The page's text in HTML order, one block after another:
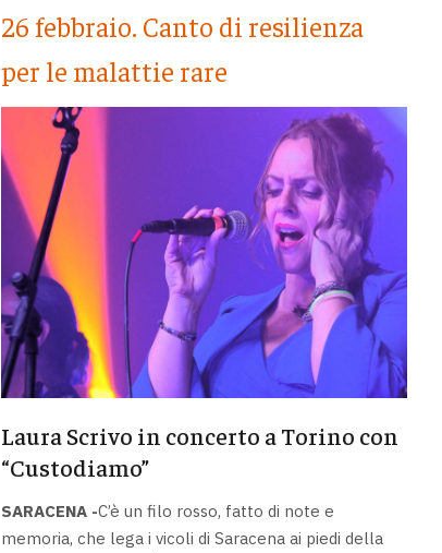
26 febbraio. Canto di resilienza
per le malattie rare
Laura Scrivo in concerto a Torino con
“Custodiamo”
SARACENA -C’è un filo rosso, fatto di note e
memoria, che lega i vicoli di Saracena ai piedi della